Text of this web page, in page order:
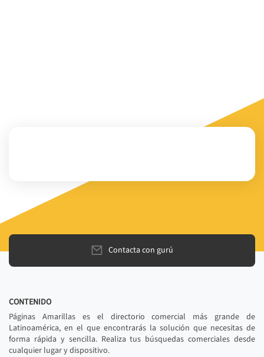
Contacta con gurú
CONTENIDO
Páginas Amarillas es el directorio comercial más grande de
Latinoamérica, en el que encontrarás la solución que necesitas de
forma rápida y sencilla. Realiza tus búsquedas comerciales desde
cualquier lugar y dispositivo.